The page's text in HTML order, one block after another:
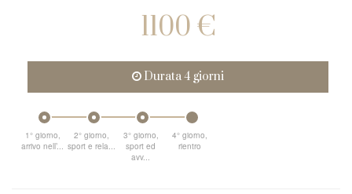
1100 €
Durata 4 giorni
1° giorno,
arrivo nell’...
2° giorno,
sport e rela...
3° giorno,
sport ed
avv...
4° giorno,
rientro